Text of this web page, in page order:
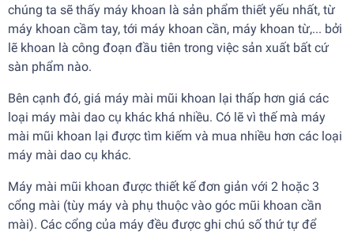
chúng ta sẽ thấy máy khoan là sản phẩm thiết yếu nhất, từ
máy khoan cầm tay, tới máy khoan cần, máy khoan từ,... bởi
lẽ khoan là công đoạn đầu tiên trong việc sản xuất bất cứ
sàn phẩm nào.
Bên cạnh đó, giá máy mài mũi khoan lại thấp hơn giá các
loại máy mài dao cụ khác khá nhiều. Có lẽ vì thế mà máy
mài mũi khoan lại được tìm kiếm và mua nhiều hơn các loại
máy mài dao cụ khác.
Máy mài mũi khoan được thiết kế đơn giản với 2 hoặc 3
cổng mài (tùy máy và phụ thuộc vào góc mũi khoan cần
mài). Các cổng của máy đều được ghi chú số thứ tự để